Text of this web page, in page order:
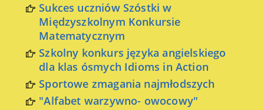
Sukces uczniów Szóstki w
Międzyszkolnym Konkursie
Matematycznym
Szkolny konkurs języka angielskiego
dla klas ósmych Idioms in Action
Sportowe zmagania najmłodszych
"Alfabet warzywno- owocowy"